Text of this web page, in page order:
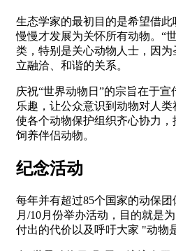
生态学家的最初目的是希望借此
慢慢才发展为关怀所有动物。“
类，特别是关心动物人士，因为
立融洽、和谐的关系。
庆祝“世界动物日”的宗旨在于
乐趣，让公众意识到动物对人
使各个动物保护组织齐心协力
饲养伴侣动物。
纪念活动
每年并有超过85个国家的动保
月/10月份举办活动，目的就是
付出的代价以及呼吁大家 "动物